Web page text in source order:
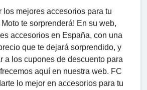
los mejores accesorios para tu
te sorprenderá! En su web,
accesorios en España, con una
que te dejará sorprendido, y
a los cupones de descuento para
aquí en nuestra web. FC
lo mejor en accesorios para tu